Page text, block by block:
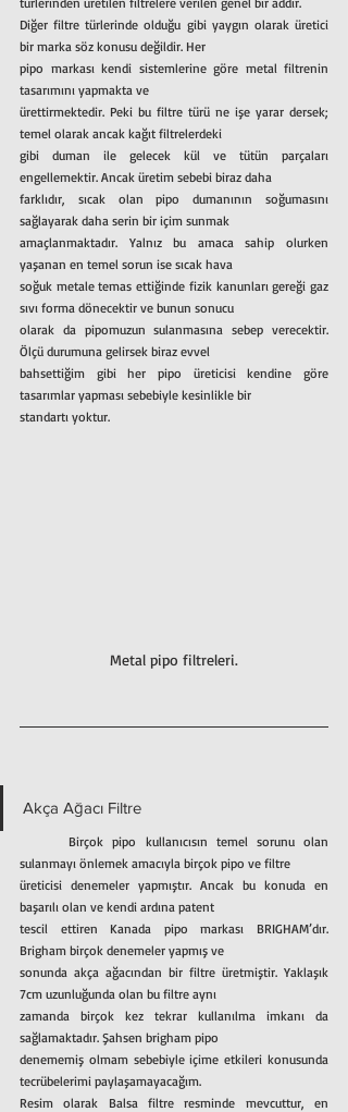
Diğer filtre türlerinde olduğu gibi yaygın olarak üretici
bir marka söz konusu değildir. Her
pipo markası kendi sistemlerine göre metal filtrenin
tasarımını yapmakta ve
ürettirmektedir. Peki bu filtre türü ne işe yarar dersek;
temel olarak ancak kağıt filtrelerdeki
gibi duman ile gelecek kül ve tütün parçaları
engellemektir. Ancak üretim sebebi biraz daha
farklıdır, sıcak olan pipo dumanının soğumasını
sağlayarak daha serin bir içim sunmak
amaçlanmaktadır. Yalnız bu amaca sahip olurken
yaşanan en temel sorun ise sıcak hava
soğuk metale temas ettiğinde fizik kanunları gereği gaz
sıvı forma dönecektir ve bunun sonucu
olarak da pipomuzun sulanmasına sebep verecektir.
Ölçü durumuna gelirsek biraz evvel
bahsettiğim gibi her pipo üreticisi kendine göre
tasarımlar yapması sebebiyle kesinlikle bir
standartı yoktur.
Metal pipo filtreleri.
Akça Ağacı Filtre
sulanmayı önlemek amacıyla birçok pipo ve filtre
üreticisi denemeler yapmıştır. Ancak bu konuda en
başarılı olan ve kendi ardına patent
tescil ettiren Kanada pipo markası BRIGHAM’dır.
Brigham birçok denemeler yapmış ve
sonunda akça ağacından bir filtre üretmiştir. Yaklaşık
7cm uzunluğunda olan bu filtre aynı
zamanda birçok kez tekrar kullanılma imkanı da
sağlamaktadır. Şahsen brigham pipo
denememiş olmam sebebiyle içime etkileri konusunda
tecrübelerimi paylaşamayacağım.
Resim olarak Balsa filtre resminde mevcuttur, en